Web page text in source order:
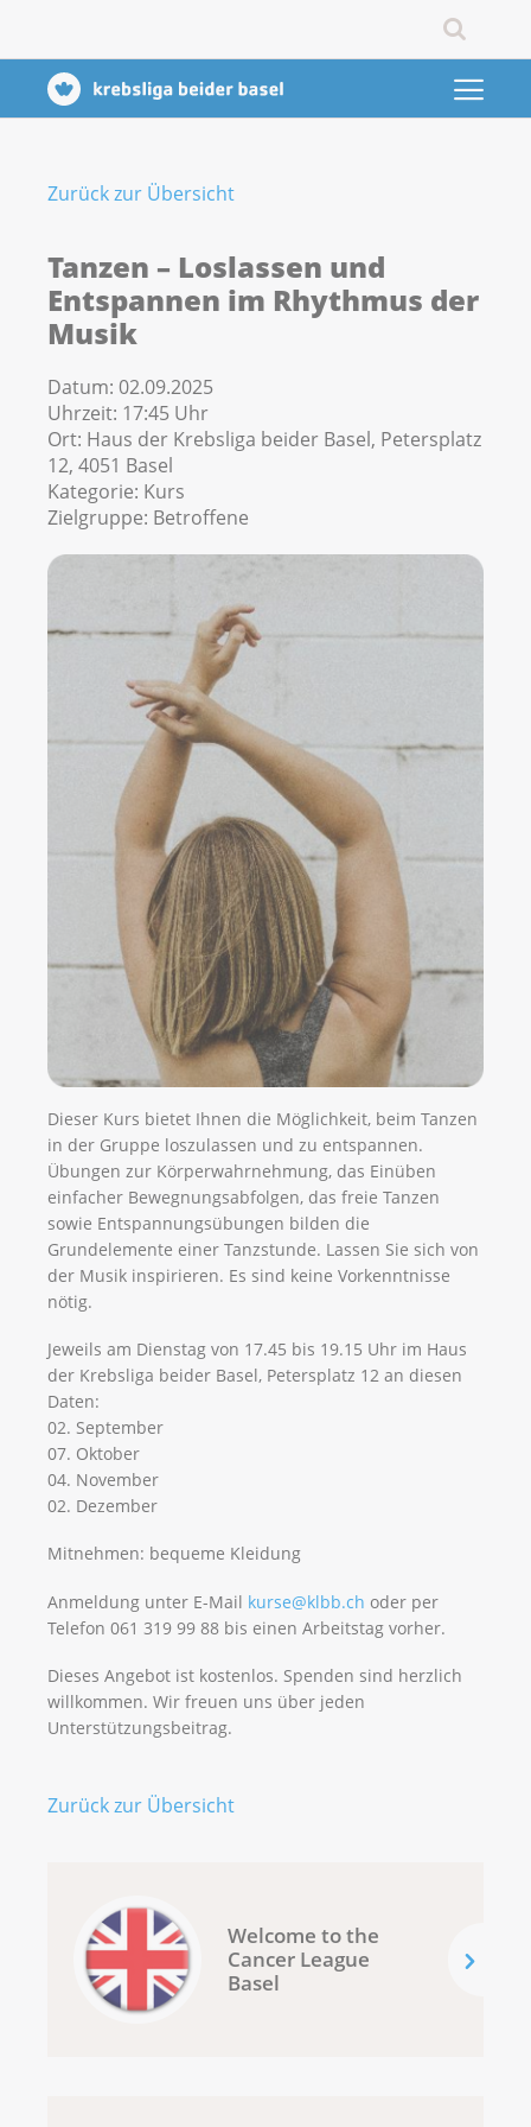
Zurück zur Übersicht
Tanzen – Loslassen und
Entspannen im Rhythmus der
Musik
Datum: 02.09.2025
Uhrzeit: 17:45 Uhr
Ort: Haus der Krebsliga beider Basel, Petersplatz
12, 4051 Basel
Kategorie: Kurs
Zielgruppe: Betroffene
Dieser Kurs bietet Ihnen die Möglichkeit, beim Tanzen
in der Gruppe loszulassen und zu entspannen.
Übungen zur Körperwahrnehmung, das Einüben
einfacher Bewegnungsabfolgen, das freie Tanzen
sowie Entspannungsübungen bilden die
Grundelemente einer Tanzstunde. Lassen Sie sich von
der Musik inspirieren. Es sind keine Vorkenntnisse
nötig.
Jeweils am Dienstag von 17.45 bis 19.15 Uhr im Haus
der Krebsliga beider Basel, Petersplatz 12 an diesen
Daten:
02. September
07. Oktober
04. November
02. Dezember
Mitnehmen: bequeme Kleidung
Anmeldung unter E-Mail kurse@klbb.ch oder per
Telefon 061 319 99 88 bis einen Arbeitstag vorher.
Dieses Angebot ist kostenlos. Spenden sind herzlich
willkommen. Wir freuen uns über jeden
Unterstützungsbeitrag.
Zurück zur Übersicht
Welcome to the
Cancer League
Basel